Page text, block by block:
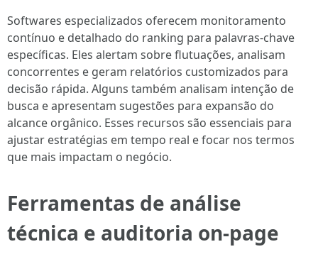
Softwares especializados oferecem monitoramento
contínuo e detalhado do ranking para palavras-chave
específicas. Eles alertam sobre flutuações, analisam
concorrentes e geram relatórios customizados para
decisão rápida. Alguns também analisam intenção de
busca e apresentam sugestões para expansão do
alcance orgânico. Esses recursos são essenciais para
ajustar estratégias em tempo real e focar nos termos
que mais impactam o negócio.
Ferramentas de análise
técnica e auditoria on-page